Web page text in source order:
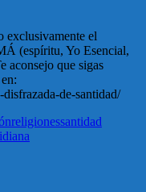
exclusivamente el
(espíritu, Yo Esencial,
aconsejo que sigas
de-santidad/
religionessantidad